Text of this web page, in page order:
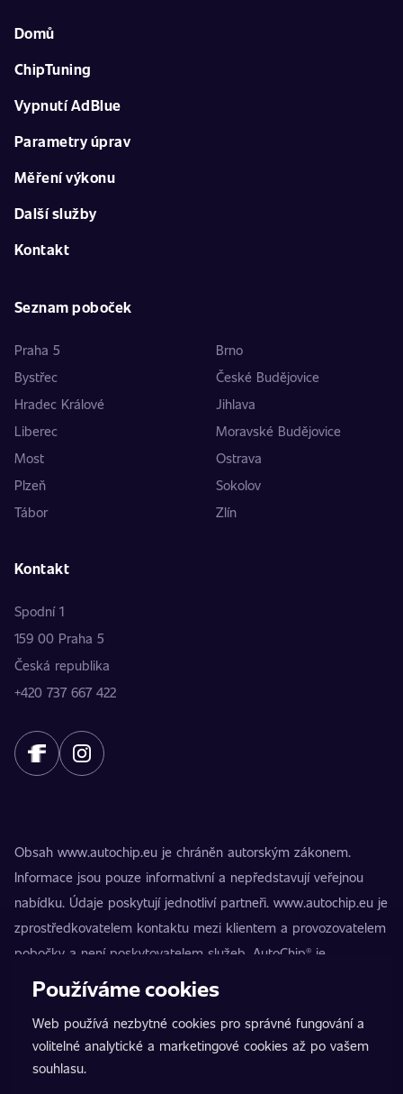
Domů
ChipTuning
Vypnutí AdBlue
Parametry úprav
Měření výkonu
Další služby
Kontakt
Seznam poboček
Praha 5
Brno
Bystřec
České Budějovice
Hradec Králové
Jihlava
Liberec
Moravské Budějovice
Most
Ostrava
Plzeň
Sokolov
Tábor
Zlín
Kontakt
Spodní 1
159 00 Praha 5
Česká republika
+420 737 667 422
Obsah www.autochip.eu je chráněn autorským zákonem.
Informace jsou pouze informativní a nepředstavují veřejnou
nabídku. Údaje poskytují jednotliví partneři. www.autochip.eu je
zprostředkovatelem kontaktu mezi klientem a provozovatelem
pobočky a není poskytovatelem služeb. AutoChip® je
registrovaná ochranná známka Petra Kučery. Úpravy, které
nezpůsobilosti vozidla k provozu na pozemních komunikacích.
Přesné informace poskytuje vždy konkrétní provozovatel
pobočky.
Používáme cookies
Web používá nezbytné cookies pro správné fungování a
volitelné analytické a marketingové cookies až po vašem
souhlasu.